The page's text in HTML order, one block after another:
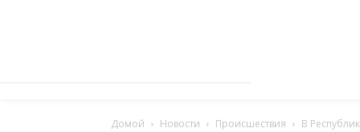
Домой Новости Происшествия В